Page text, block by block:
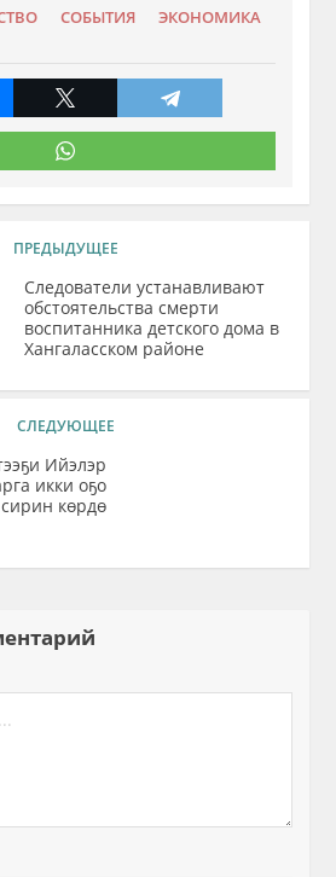
СОБЫТИЯ ЭКОНОМИКА
ПРЕДЫДУЩЕЕ
Следователи устанавливают
обстоятельства смерти
воспитанника детского дома в
Хангаласском районе
СЛЕДУЮЩЕЕ
Ийэлэр
икки оҕо
көрдө